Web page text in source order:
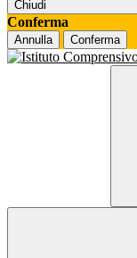
Chiudi
Conferma
Annulla Conferma